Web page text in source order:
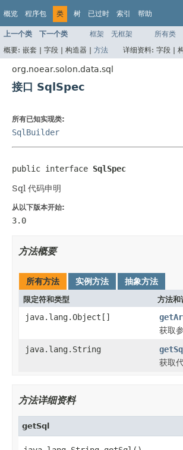
概览 程序包 类 树 已过时 索引 帮助
上一个类 下一个类 框架 无框架
所有类
概要: 嵌套 | 字段 | 构造器 | 方法 详细资料: 字段 |
org.noear.solon.data.sql
接口 SqlSpec
所有已知实现类:
SqlBuilder
public interface SqlSpec
Sql 代码申明
从以下版本开始:
3.0
方法概要
所有方法 实例方法 抽象方法
限定符和类型 方法和
java.lang.Object[]
获取
java.lang.String
获取
方法详细资料
getSql